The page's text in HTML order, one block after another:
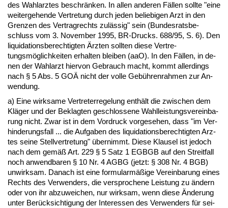
des Wahl­arz­tes be­schränken. In al­len an­de­ren Fällen soll­te "ei­ne
wei­ter­ge­hen­de Ver­tre­tung durch je­den be­lie­bi­gen Arzt in den
Gren­zen des Ver­trag­rechts zulässig" sein (Bun­des­rats­be­
schluss vom 3. No­vem­ber 1995, BR-Drucks. 688/95, S. 6). Den
li­qui­da­ti­ons­be­rech­tig­ten Ärz­ten soll­ten die­se Ver­tre­
tungsmöglich­kei­ten er­hal­ten blei­ben (aaO). In den Fällen, in de­
nen der Wahl­arzt hier­von Ge­brauch macht, kommt al­ler­dings
nach § 5 Abs. 5 GOÄ nicht der vol­le Gebühren­rah­men zur An­
wen­dung.
a) Ei­ne wirk­sa­me Ver­tre­ter­re­ge­lung enthält die zwi­schen dem
Kläger und der Be­klag­ten ge­schlos­se­ne Wahl­leis­tungs­ver­ein­ba­
rung nicht. Zwar ist in dem Vor­druck vor­ge­se­hen, dass "im Ver­
hin­de­rungs­fall ... die Auf­ga­ben des li­qui­da­ti­ons­be­rech­tig­ten Arz­
tes sei­ne Stell­ver­tre­tung" über­nimmt. Die­se Klau­sel ist je­doch
nach dem gemäß Art. 229 § 5 Satz 1 EGBGB auf den Streit­fall
noch an­wend­ba­ren § 10 Nr. 4 AGBG (jetzt: § 308 Nr. 4 BGB)
un­wirk­sam. Da­nach ist ei­ne for­mu­larmäßige Ver­ein­ba­rung ei­nes
Rechts des Ver­wen­ders, die ver­spro­che­ne Leis­tung zu ändern
oder von ihr ab­zu­wei­chen, nur wirk­sam, wenn die­se Ände­rung
un­ter Berück­sich­ti­gung der In­ter­es­sen des Ver­wen­ders für sei­